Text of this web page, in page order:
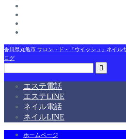
香川県丸亀市 サロン・ド・『ウイッシュ』ネイル
ログ
エステ電話
エステLINE
ネイル電話
ネイルLINE
ホームページ